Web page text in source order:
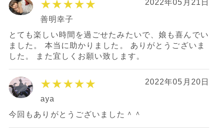
★★★★★ 2022年05月21日
善明幸子
とても楽しい時間を過ごせたみたいで、娘も喜んでい
ました。 本当に助かりました。 ありがとうございま
した。 また宜しくお願い致します。
★★★★★ 2022年05月20日
aya
今回もありがとうございました＾＾